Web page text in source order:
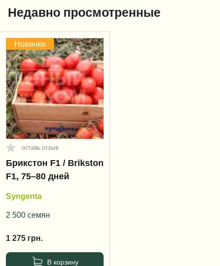
Недавно просмотренные
Новинки
оставь отзыв
Брикстон F1 / Brikston
F1, 75–80 дней
Syngenta
2 500 семян
1 275 грн.
В корзину